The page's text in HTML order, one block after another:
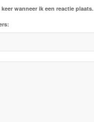
wanneer ik een reactie plaats.